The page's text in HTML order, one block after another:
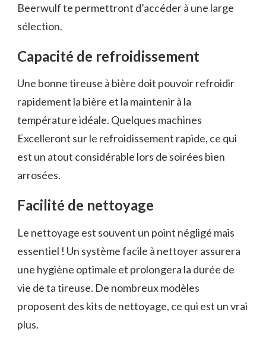
Beerwulf te permettront d’accéder à une large
sélection.
Capacité de refroidissement
Une bonne tireuse à bière doit pouvoir refroidir
rapidement la bière et la maintenir à la
température idéale. Quelques machines
Excelleront sur le refroidissement rapide, ce qui
est un atout considérable lors de soirées bien
arrosées.
Facilité de nettoyage
Le nettoyage est souvent un point négligé mais
essentiel ! Un système facile à nettoyer assurera
une hygiène optimale et prolongera la durée de
vie de ta tireuse. De nombreux modèles
proposent des kits de nettoyage, ce qui est un vrai
plus.